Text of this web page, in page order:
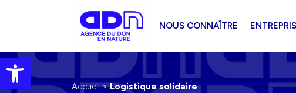
Ouvrir la barre d’outils
NOUS CONNAÎTRE
Accueil>Logistique solidaire